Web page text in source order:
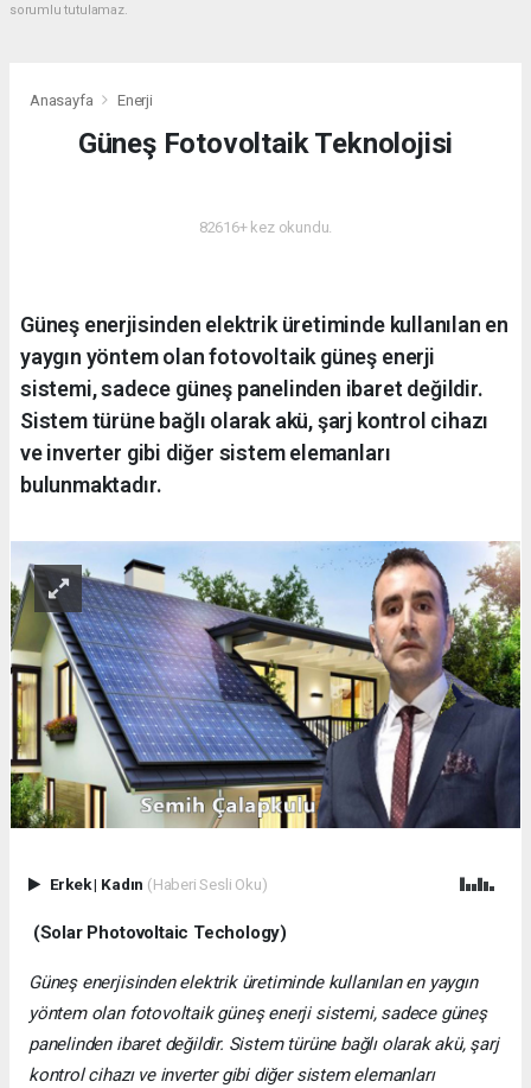
sorumlu tutulamaz.
Anasayfa Enerji
Güneş Fotovoltaik Teknolojisi
82616+ kez okundu.
Güneş enerjisinden elektrik üretiminde kullanılan en
yaygın yöntem olan fotovoltaik güneş enerji
sistemi, sadece güneş panelinden ibaret değildir.
Sistem türüne bağlı olarak akü, şarj kontrol cihazı
ve inverter gibi diğer sistem elemanları
bulunmaktadır.
Erkek| Kadın (Haberi Sesli Oku)
(Solar Photovoltaic Techology)
Güneş enerjisinden elektrik üretiminde kullanılan en yaygın
yöntem olan fotovoltaik güneş enerji sistemi, sadece güneş
panelinden ibaret değildir. Sistem türüne bağlı olarak akü, şarj
kontrol cihazı ve inverter gibi diğer sistem elemanları